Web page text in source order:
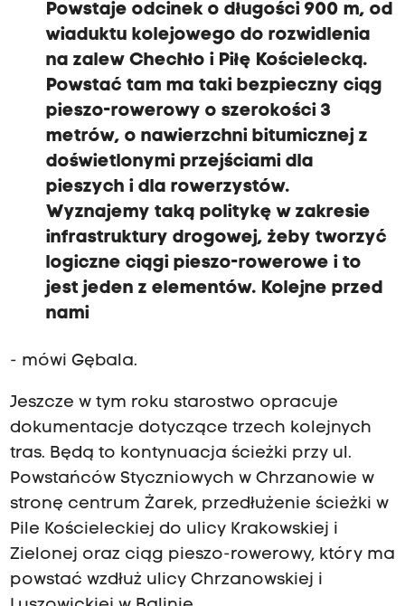
Powstaje odcinek o długości 900 m, od
wiaduktu kolejowego do rozwidlenia
na zalew Chechło i Piłę Kościelecką.
Powstać tam ma taki bezpieczny ciąg
pieszo-rowerowy o szerokości 3
metrów, o nawierzchni bitumicznej z
doświetlonymi przejściami dla
pieszych i dla rowerzystów.
Wyznajemy taką politykę w zakresie
infrastruktury drogowej, żeby tworzyć
logiczne ciągi pieszo-rowerowe i to
jest jeden z elementów. Kolejne przed
nami
- mówi Gębala.
Jeszcze w tym roku starostwo opracuje
dokumentacje dotyczące trzech kolejnych
tras. Będą to kontynuacja ścieżki przy ul.
Powstańców Styczniowych w Chrzanowie w
stronę centrum Żarek, przedłużenie ścieżki w
Pile Kościeleckiej do ulicy Krakowskiej i
Zielonej oraz ciąg pieszo-rowerowy, który ma
powstać wzdłuż ulicy Chrzanowskiej i